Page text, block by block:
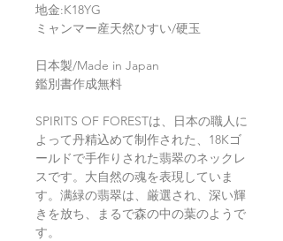
地金:K18YG
ミャンマー産天然ひすい/硬玉
日本製/Made in Japan
鑑別書作成無料
SPIRITS OF FORESTは、日本の職人に
よって丹精込めて制作された、18Kゴ
ールドで手作りされた翡翠のネックレ
スです。大自然の魂を表現していま
す。满緑の翡翠は、厳選され、深い輝
きを放ち、まるで森の中の葉のようで
す。